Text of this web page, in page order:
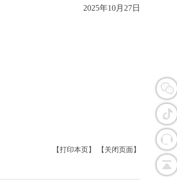
2025年10月27日
【打印本页】 【关闭页面】